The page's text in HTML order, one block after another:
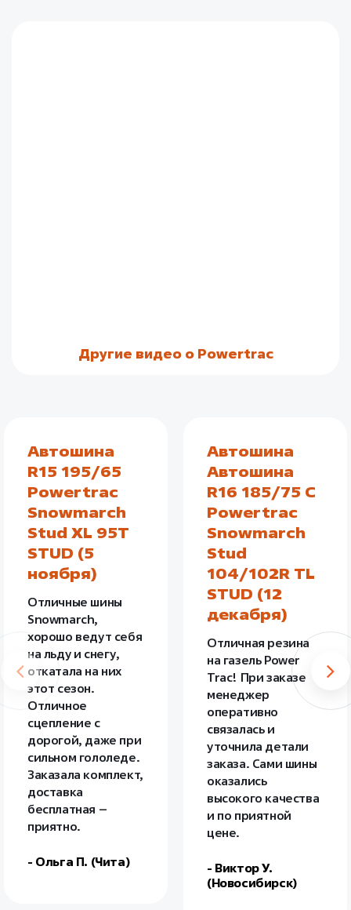
Другие видео о Powertrac
Автошина
R15 195/65
Powertrac
Snowmarch
Stud XL 95T
STUD (5
ноября)
Отличные шины
Snowmarch,
хорошо ведут себя
на льду и снегу,
откатала на них
этот сезон.
Отличное
сцепление с
дорогой, даже при
сильном гололеде.
Заказала комплект,
доставка
бесплатная –
приятно.
- Ольга П. (Чита)
Автошина
Автошина
R16 185/75 C
Powertrac
Snowmarch
Stud
104/102R TL
STUD (12
декабря)
Отличная резина
на газель Power
Trac! При заказе
менеджер
оперативно
связалась и
уточнила детали
заказа. Сами шины
оказались
высокого качества
и по приятной
цене.
- Виктор У.
(Новосибирск)